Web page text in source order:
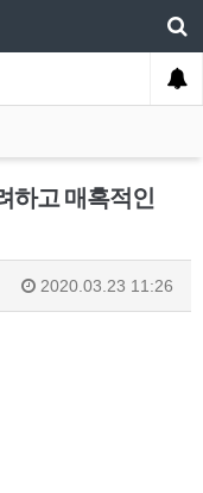
하고 매혹적인
2020.03.23 11:26